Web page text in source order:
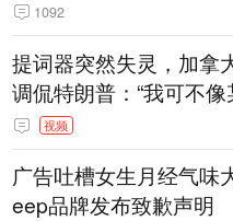
1092
提词器突然失灵，加拿
调侃特朗普：“我可不
人，把这当成一场阴谋”
视频
广告吐槽女生月经气味
eep品牌发布致歉声明